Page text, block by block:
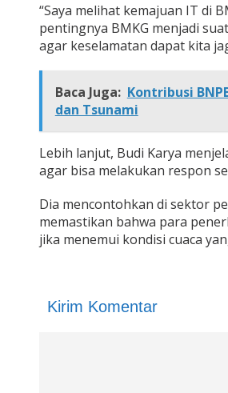
“Saya melihat kemajuan IT di
pentingnya BMKG menjadi
agar keselamatan dapat kita
Baca Juga: Kontribusi
dan Tsunami
Lebih lanjut, Budi Karya
agar bisa melakukan respon
Dia mencontohkan di sektor
memastikan bahwa para
jika menemui kondisi cuaca
Kirim Komentar